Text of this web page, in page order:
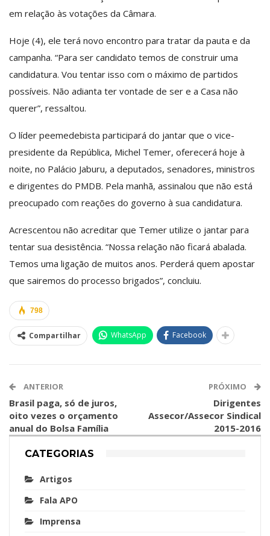
em relação às votações da Câmara.
Hoje (4), ele terá novo encontro para tratar da pauta e da
campanha. “Para ser candidato temos de construir uma
candidatura. Vou tentar isso com o máximo de partidos
possíveis. Não adianta ter vontade de ser e a Casa não
querer”, ressaltou.
O líder peemedebista participará do jantar que o vice-
presidente da República, Michel Temer, oferecerá hoje à
noite, no Palácio Jaburu, a deputados, senadores, ministros
e dirigentes do PMDB. Pela manhã, assinalou que não está
preocupado com reações do governo à sua candidatura.
Acrescentou não acreditar que Temer utilize o jantar para
tentar sua desistência. “Nossa relação não ficará abalada.
Temos uma ligação de muitos anos. Perderá quem apostar
que sairemos do processo brigados”, concluiu.
798
Compartilhar WhatsApp Facebook
ANTERIOR
Brasil paga, só de juros,
oito vezes o orçamento
anual do Bolsa Família
PRÓXIMO
Dirigentes
Assecor/Assecor Sindical
2015-2016
CATEGORIAS
Artigos
Fala APO
Imprensa